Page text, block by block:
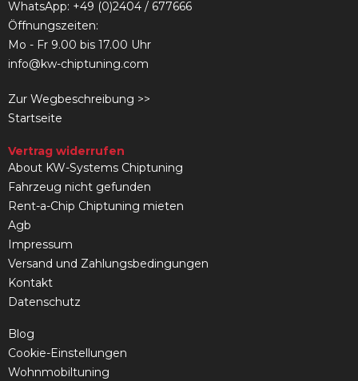
WhatsApp: +49 (0)2404 / 677666
Öffnungszeiten:
Mo - Fr 9.00 bis 17.00 Uhr
info@kw-chiptuning.com
Zur Wegbeschreibung >>
Startseite
Vertrag widerrufen
About KW-Systems Chiptuning
Fahrzeug nicht gefunden
Rent-a-Chip Chiptuning mieten
Agb
Impressum
Versand und Zahlungsbedingungen
Kontakt
Datenschutz
Blog
Cookie-Einstellungen
Wohnmobiltuning